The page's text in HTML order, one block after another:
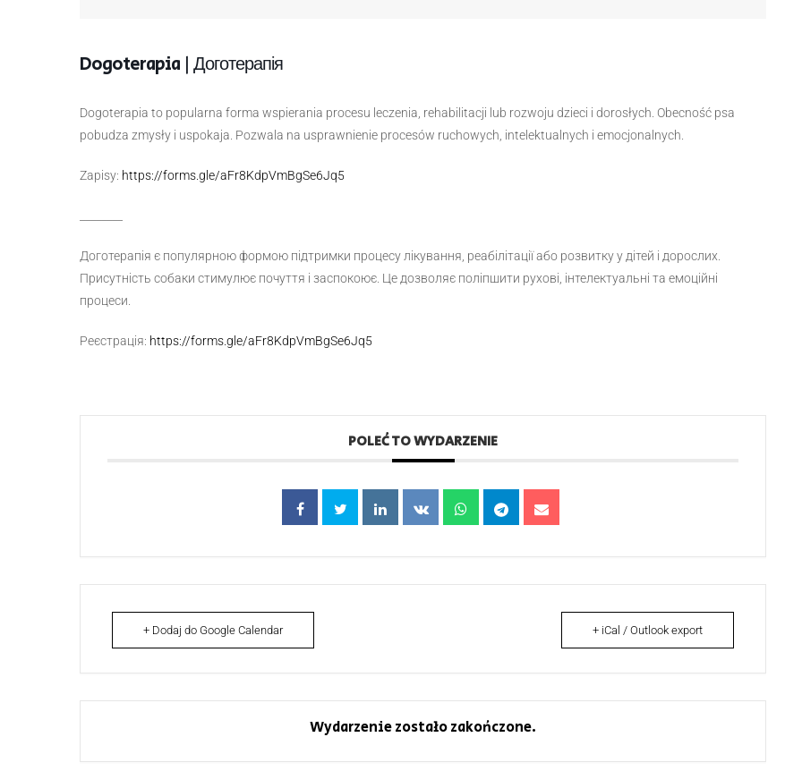
Dogoterapia | Доготерапія
Dogoterapia to popularna forma wspierania procesu leczenia, rehabilitacji lub rozwoju dzieci i dorosłych. Obecność psa
pobudza zmysły i uspokaja. Pozwala na usprawnienie procesów ruchowych, intelektualnych i emocjonalnych.
Zapisy: https://forms.gle/aFr8KdpVmBgSe6Jq5
Доготерапія є популярною формою підтримки процесу лікування, реабілітації або розвитку у дітей і дорослих.
Присутність собаки стимулює почуття і заспокоює. Це дозволяє поліпшити рухові, інтелектуальні та емоційні
процеси.
Реєстрація: https://forms.gle/aFr8KdpVmBgSe6Jq5
POLEĆ TO WYDARZENIE
+ Dodaj do Google Calendar + iCal / Outlook export
Wydarzenie zostało zakończone.